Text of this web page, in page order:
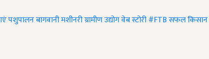
पशुपालनबागवानीमशीनरीग्रामीण उद्योगवेब स्टोरी#FTBसफल किसान